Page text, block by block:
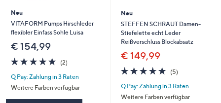
Neu
VITAFORM Pumps Hirschleder
flexibler Einfass Sohle Luisa
€ 154,99
5.0
von
5
(2)2
Q Pay: Zahlung in 3 Raten
Weitere Farben verfügbar
Neu
STEFFEN SCHRAUT Damen-
Stiefelette echt Leder
Reißverschluss Blockabsatz
€ 149,99
5.0
von
5
(5)5
Q Pay: Zahlung in 3 Raten
Weitere Farben verfügbar